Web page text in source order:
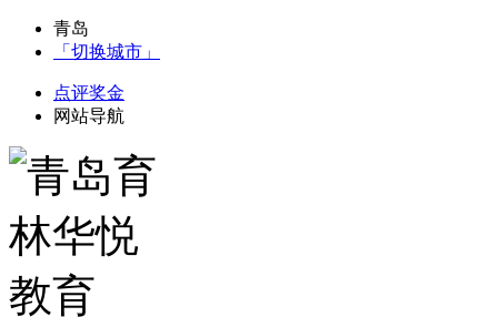
青岛
「切换城市」
点评奖金
网站导航